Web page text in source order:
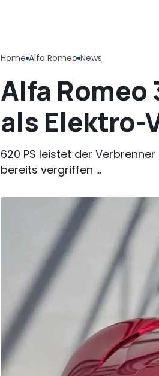
Home Alfa Romeo News
Alfa
als Elektro-
620 PS leistet der
bereits vergriffen ...